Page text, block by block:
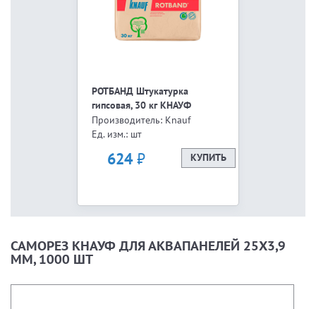
РОТБАНД Штукатурка
гипсовая, 30 кг КНАУФ
Производитель: Knauf
Ед. изм.: шт
624₽ КУПИТЬ
САМОРЕЗ КНАУФ ДЛЯ АКВАПАНЕЛЕЙ 25Х3,9
ММ, 1000 ШТ